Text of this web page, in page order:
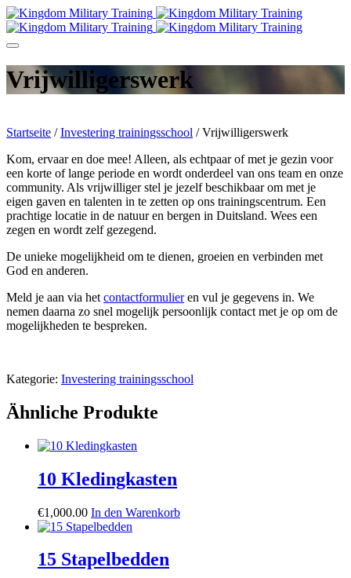
Vrijwilligerswerk
Startseite /Investering trainingsschool / Vrijwilligerswerk
Kom, ervaar en doe mee! Alleen, als echtpaar of met je gezin voor
een korte of lange periode en wordt onderdeel van ons team en onze
community. Als vrijwilliger stel je jezelf beschikbaar om met je
eigen gaven en talenten in te zetten op ons trainingscentrum. Een
prachtige locatie in de natuur en bergen in Duitsland. Wees een
zegen en wordt zelf gezegend.
De unieke mogelijkheid om te dienen, groeien en verbinden met
God en anderen.
Meld je aan via het contactformulieren vul je gegevens in. We
nemen daarna zo snel mogelijk persoonlijk contact met je op om de
mogelijkheden te bespreken.
Kategorie: Investering trainingsschool
Ähnliche Produkte
10 Kledingkasten
€1,000.00 In den Warenkorb
15 Stapelbedden